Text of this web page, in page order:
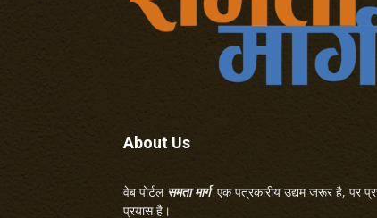
About Us
वेब पोर्टल समता मार्गएक पत्रकारीय उद्यम जरूर है, पर
प्रयास है।